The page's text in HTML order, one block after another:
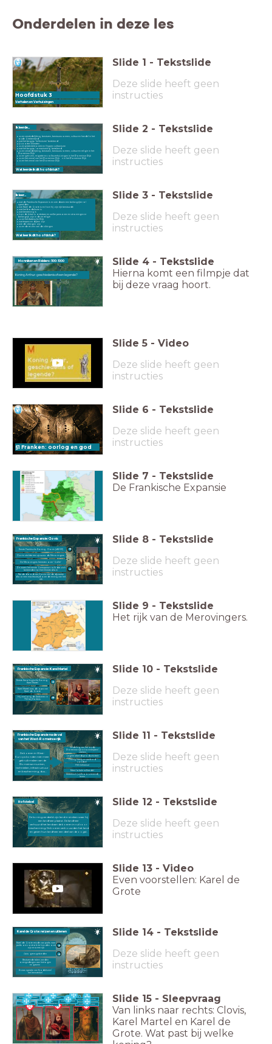
Onderdelen in deze les
Hoofdstuk 3
Verhalen en Verhuizingen
Slide 1 - Tekstslide
Deze slide heeft geen
instructies
Wat leerde ik dit hoofdstuk?
over verstedelijking, besturen, bestuursvormen, cultuur en handel in het
oude Griekenland
wat het begrip 'hellenisme' betekend
4 soorten klimaten
over platentektoniek en 3 typen vulkanisme
wat het begrip 'romanisering' betekend
over verstedelijking, besturen, bestuursvormen, cultuur en religie in het
Romeinse Rijk
over grenzen, migratie en volksverhuizingen in het Romeinse Rijk
over het verval van het Romeinse Rijk n in het Romeinse Rijk
over het verval van het Romeinse Rijk
Ik leerde... Slide 2 - Tekstslide
Deze slide heeft geen
instructies
Wat leer ik dit hoofdstuk?
wat de Frankische Expansie is en wie daarin een belangrijke rol
speelden
wie Karel de Grote is en hoe hij zijn rijk bestuurde
wat het feodalisme is
wat kerstening is
hoe de Islam is ontstaan en welke personen en stromingen er
belangrijk zijn in deze religie
over het Arabische Rijk
wat terpen en dijken zijn
wie de vikingen zijn
over de reizen van de vikingen
Ik leer... Slide 3 - Tekstslide
Deze slide heeft geen
instructies
Monniken en Ridders: 500-1000
Koning Arthur: geschiedenis of een legende?
Slide 4 - Tekstslide
Hierna komt een filmpje dat
bij deze vraag hoort.
Slide 5 - Video
Deze slide heeft geen
instructies
§1 Franken: oorlog en god
Slide 6 - Tekstslide
Deze slide heeft geen
instructies
Slide 7 - Tekstslide
De Frankische Expansie
Frankische Expansie: Clovis
Eerste Frankische Koning: Clovis (482-511)
Clovis stichtte eendynastie: de Merovingers
De Merovingers heersten over 'Gallië'
Na de dood van Clovis viel de dynastie
door een machtsstrijd over de erving van het
rijk
Ze waren het eerste Germaanse volk dat zich
bekeerden tot het Christendom
Slide 8 - Tekstslide
Deze slide heeft geen
instructies
Slide 9 - Tekstslide
Het rijk van de Merovingers.
Frankische Expansie: Karel Martel
Eerste Karolingische Koning:
Karel Martel
Karel Martel was de opa van
Karel de Grote
Hij versloeg de Arabieren in
732 bij Poitiers
Slide 10 - Tekstslide
Deze slide heeft geen
instructies
Frankische Expansie na de val
van het West-Romeinse rijk
De boeren in West-
Europa konden niet meer
gebruik maken van de
Romeinse munten,
technieken, infrastructuur
en bescherming, dus...
Lagere arbeidsproductiviteit
Daling vraag en aanbod
voedsel
Meer lokale ruilhandel
Het hofstelsel
Autarkisch (zelfvoorzienend)
leven
Verdeling van het oude
Romeinse rijk in koninkrijken/
streken
Slide 11 - Tekstslide
Deze slide heeft geen
instructies
Hofstelsel
De koning verdeeld zijn land in streken waar hij
een landheer plaatst. De landheer
verhuurd het land aan de boeren in ruil voor
bescherming. De boeren verbouwden het land
en geven hun landheer een deel van de oogst.
Slide 12 - Tekstslide
Deze slide heeft geen
instructies
Slide 13 - Video
Even voorstellen: Karel de
Grote
Karel de Grote: reizen en uitlenen
Karel de Grote reisde van palts naar
palts om controle te houden over
zijn enorme rijk
Palts: grensgebieden
Er was sprake van feodalisme/
het leenstelsel
Besturende taken werden
overgedragen aan hertogen
en graven
Slide 14 - Tekstslide
Deze slide heeft geen
instructies
Merovingers
Eerste Frankische
Koning
Het Heilige Roomse
Rijk
Eerste Karolingische
vorst
Eerste Christelijke
koning
'Zwerverkoning'
Versloeg de
invallende Arabieren
bij Poitiers
Feodalisme Slide 15 - Sleepvraag
Van links naar rechts: Clovis,
Karel Martel en Karel de
Grote. Wat past bij welke